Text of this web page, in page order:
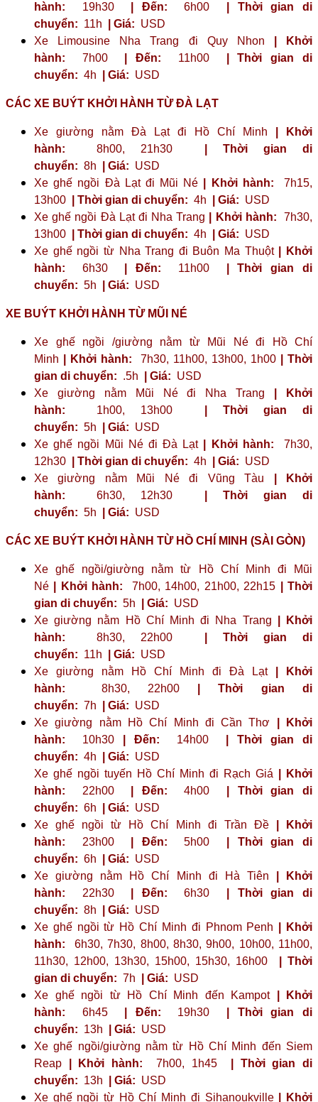
hành: 19h30 | Đến: 6h00
| Thời gian di
chuyển: 11h | Giá: USD
Xe Limousine Nha Trang đi Quy Nhon
| Khởi
hành: 7h00 | Đến: 11h00
| Thời gian di
chuyển: 4h | Giá: USD
CÁC XE BUÝT KHỞI HÀNH TỪ ĐÀ LẠT
Xe giường nằm Đà Lạt đi Hồ Chí Minh
| Khởi
hành: 8h00, 21h30
| Thời gian di
chuyển: 8h | Giá: USD
Xe ghế ngồi Đà Lạt đi Mũi Né
| Khởi hành: 7h15,
13h00
| Thời gian di chuyển: 4h | Giá: USD
Xe ghế ngồi Đà Lạt đi Nha Trang
| Khởi hành: 7h30,
13h00
| Thời gian di chuyển: 4h | Giá: USD
Xe ghế ngồi từ Nha Trang đi Buôn Ma Thuột
| Khởi
hành: 6h30 | Đến: 11h00
| Thời gian di
chuyển: 5h | Giá: USD
XE BUÝT KHỞI HÀNH TỪ MŨI NÉ
Xe ghế ngồi /giường nằm từ Mũi Né đi Hồ Chí
Minh
| Khởi hành: 7h30, 11h00, 13h00, 1h00
| Thời
gian di chuyển: .5h | Giá: USD
Xe giường nằm Mũi Né đi Nha Trang
| Khởi
hành: 1h00, 13h00
| Thời gian di
chuyển: 5h | Giá: USD
Xe ghế ngồi Mũi Né đi Đà Lạt
| Khởi hành: 7h30,
12h30
| Thời gian di chuyển: 4h | Giá: USD
Xe giường nằm Mũi Né đi Vũng Tàu
| Khởi
hành: 6h30, 12h30
| Thời gian di
chuyển: 5h | Giá: USD
CÁC XE BUÝT KHỞI HÀNH TỪ HỒ CHÍ MINH (SÀI GÒN)
Xe ghế ngồi/giường nằm từ Hồ Chí Minh đi Mũi
Né
| Khởi hành: 7h00, 14h00, 21h00, 22h15
| Thời
gian di chuyển: 5h | Giá: USD
Xe giường nằm Hồ Chí Minh đi Nha Trang
| Khởi
hành: 8h30, 22h00
| Thời gian di
chuyển: 11h | Giá: USD
Xe giường nằm Hồ Chí Minh đi Đà Lạt
| Khởi
hành: 8h30, 22h00
| Thời gian di
chuyển: 7h | Giá: USD
Xe giường nằm Hồ Chí Minh đi Cần Thơ
| Khởi
hành: 10h30 | Đến: 14h00
| Thời gian di
chuyển: 4h | Giá: USD
Xe ghế ngồi tuyến Hồ Chí Minh đi Rạch Giá
| Khởi
hành: 22h00 | Đến: 4h00
| Thời gian di
chuyển: 6h | Giá: USD
Xe ghế ngồi từ Hồ Chí Minh đi Trần Đề
| Khởi
hành: 23h00 | Đến: 5h00
| Thời gian di
chuyển: 6h | Giá: USD
Xe giường nằm Hồ Chí Minh đi Hà Tiên
| Khởi
hành: 22h30 | Đến: 6h30
| Thời gian di
chuyển: 8h | Giá: USD
Xe ghế ngồi từ Hồ Chí Minh đi Phnom Penh
| Khởi
hành: 6h30, 7h30, 8h00, 8h30, 9h00, 10h00, 11h00,
11h30, 12h00, 13h30, 15h00, 15h30, 16h00
| Thời
gian di chuyển: 7h | Giá: USD
Xe ghế ngồi từ Hồ Chí Minh đến Kampot
| Khởi
hành: 6h45 | Đến: 19h30
| Thời gian di
chuyển: 13h | Giá: USD
Xe ghế ngồi/giường nằm từ Hồ Chí Minh đến Siem
Reap
| Khởi hành: 7h00, 1h45
| Thời gian di
chuyển: 13h | Giá: USD
Xe ghế ngồi từ Hồ Chí Minh đi Sihanoukville
| Khởi